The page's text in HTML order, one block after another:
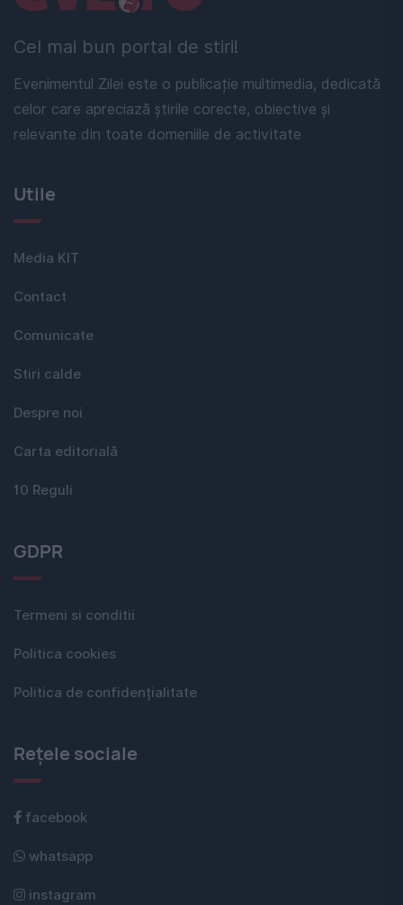
Cel mai bun portal de stiri!
Evenimentul Zilei este o publicație multimedia, dedicată
celor care apreciază știrile corecte, obiective și
relevante din toate domeniile de activitate
Utile
Media KIT
Contact
Comunicate
Stiri calde
Despre noi
Carta editorială
10 Reguli
GDPR
Termeni si conditii
Politica cookies
Politica de confidențialitate
Rețele sociale
facebook
whatsapp
instagram